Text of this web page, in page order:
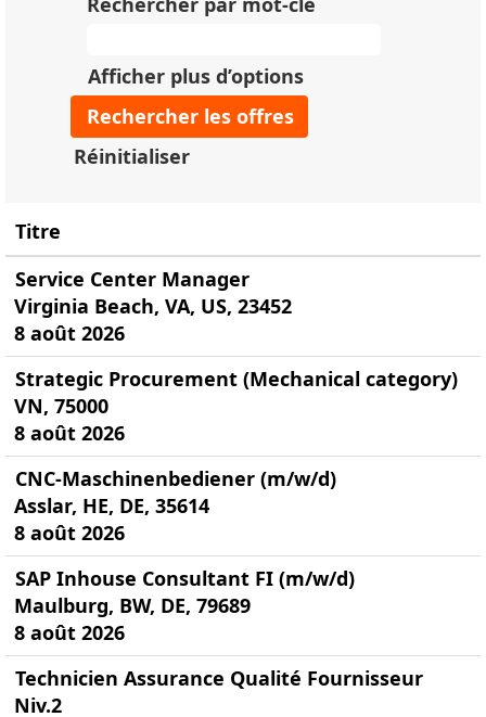
Afficher plus d’options
Réinitialiser
Titre
Service Center Manager
Virginia Beach, VA, US, 23452
8 août 2026
Strategic Procurement (Mechanical category)
VN, 75000
8 août 2026
CNC-Maschinenbediener (m/w/d)
Asslar, HE, DE, 35614
8 août 2026
SAP Inhouse Consultant FI (m/w/d)
Maulburg, BW, DE, 79689
8 août 2026
Technicien Assurance Qualité Fournisseur
Niv.2